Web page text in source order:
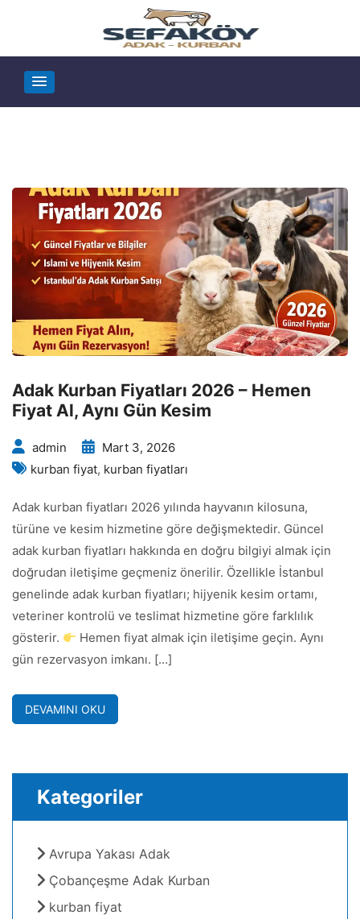
Adak Kurban Fiyatları 2026 – Hemen
Fiyat Al, Aynı Gün Kesim
admin
Mart 3, 2026
kurban fiyat, kurban fiyatları
Adak kurban fiyatları 2026 yılında hayvanın kilosuna,
türüne ve kesim hizmetine göre değişmektedir. Güncel
adak kurban fiyatları hakkında en doğru bilgiyi almak için
doğrudan iletişime geçmeniz önerilir. Özellikle İstanbul
genelinde adak kurban fiyatları; hijyenik kesim ortamı,
veteriner kontrolü ve teslimat hizmetine göre farklılık
gösterir.
Hemen fiyat almak için iletişime geçin. Aynı
gün rezervasyon imkanı. […]
DEVAMINI OKU
Kategoriler
Avrupa Yakası Adak
Çobançeşme Adak Kurban
kurban fiyat